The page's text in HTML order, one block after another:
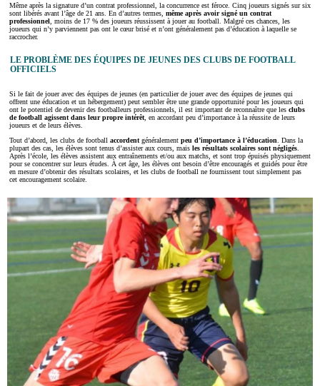
Même après la signature d’un contrat professionnel, la concurrence est féroce. Cinq joueurs signés sur six
sont libérés avant l’âge de 21 ans. En d’autres termes, même après avoir signé un contrat
professionnel , moins de 17 % des joueurs réussissent à jouer au football. Malgré ces chances, les
joueurs qui n’y parviennent pas ont le cœur brisé et n’ont généralement pas d’éducation à laquelle se
raccrocher.
LE PROBLÈME DES ÉQUIPES DE JEUNES DES CLUBS DE FOOTBALL
OFFICIELS
Si le fait de jouer avec des équipes de jeunes (en particulier de jouer avec des équipes de jeunes qui
offrent une éducation et un hébergement) peut sembler être une grande opportunité pour les joueurs qui
ont le potentiel de devenir des footballeurs professionnels, il est important de reconnaître que les clubs
de football agissent dans leur propre intérêt , en accordant peu d’importance à la réussite de leurs
joueurs et de leurs élèves.
Tout d’abord, les clubs de football accordent généralement peu d’importance à l’éducation . Dans la
plupart des cas, les élèves sont tenus d’assister aux cours, mais les résultats scolaires sont négligés
Après l’école, les élèves assistent aux entraînements et/ou aux matchs, et sont trop épuisés physiquement
pour se concentrer sur leurs études. À cet âge, les élèves ont besoin d’être encouragés et guidés pour être
en mesure d’obtenir des résultats scolaires, et les clubs de football ne fournissent tout simplement pas
cet encouragement scolaire.